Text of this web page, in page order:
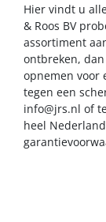
Hier vindt u
& Roos BV
assortiment
ontbreken,
opnemen voor
tegen een
info@jrs.nl of
heel